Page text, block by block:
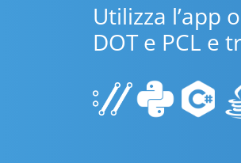
Utilizza l’app
DOT e PCL